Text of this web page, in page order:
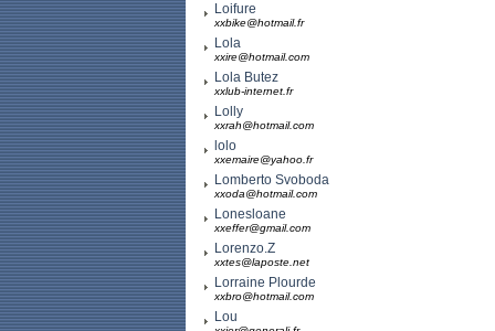
Loifure
xxbike@hotmail.fr
Lola
xxire@hotmail.com
Lola Butez
xxlub-internet.fr
Lolly
xxrah@hotmail.com
lolo
xxemaire@yahoo.fr
Lomberto Svoboda
xxoda@hotmail.com
Lonesloane
xxeffer@gmail.com
Lorenzo.Z
xxtes@laposte.net
Lorraine Plourde
xxbro@hotmail.com
Lou